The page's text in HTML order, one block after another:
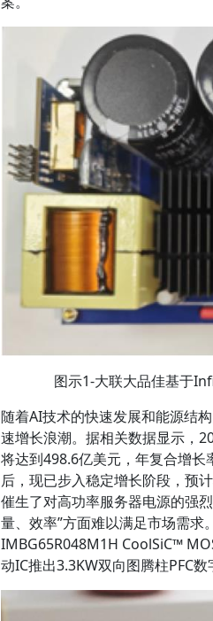
图示1-大联大品佳基于
随着AI技术的快速发展和能源结
速增长浪潮。据相关数据显示，
将达到498.6亿美元，年复合增长
后，现已步入稳定增长阶段，预
催生了对高功率服务器电源的强
量、效率”方面难以满足市场需求
IMBG65R048M1H CoolSiC™
动IC推出3.3KW双向图腾柱PFC数